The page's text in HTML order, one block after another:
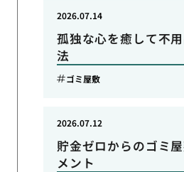
孤独な心を癒して不
法
2026.07.14
ゴミ屋敷
貯金ゼロからのゴミ
メント
2026.07.12